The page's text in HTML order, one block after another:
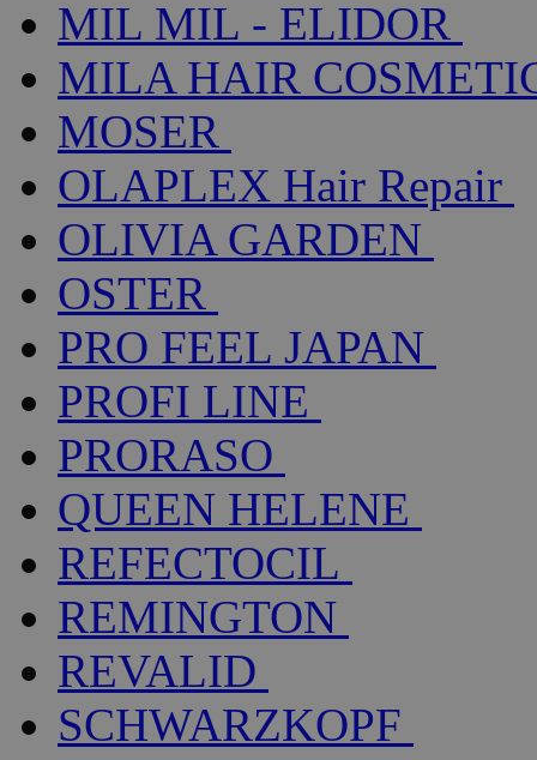
MIL MIL - ELIDOR
MILA HAIR
MOSER
OLAPLEX Hair Repair
OLIVIA GARDEN
OSTER
PRO FEEL JAPAN
PROFI LINE
PRORASO
QUEEN HELENE
REFECTOCIL
REMINGTON
REVALID
SCHWARZKOPF